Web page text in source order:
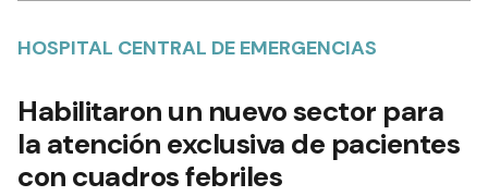
HOSPITAL CENTRAL DE EMERGENCIAS
Habilitaron un nuevo sector para
la atención exclusiva de pacientes
con cuadros febriles